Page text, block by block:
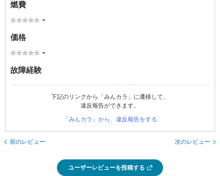
燃費
-
価格
-
故障経験
下記のリンクから「みんカラ」に遷移して、
違反報告ができます。
「みんカラ」から、違反報告をする
前のレビュー 次のレビュー
ユーザーレビューを投稿する